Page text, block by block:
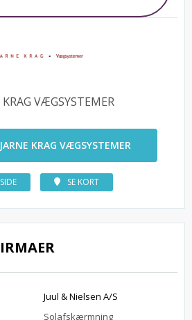
KRAG VÆGSYSTEMER
KRAG VÆGSYSTEMER
SE KORT
Juul & Nielsen A/S
Solafskærmning